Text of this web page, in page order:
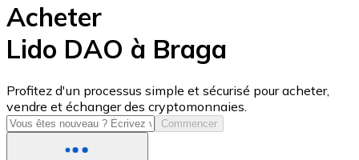
USD Coin
USDC
Acheter
Lido DAO à Braga
Profitez d'un processus simple et sécurisé pour acheter,
vendre et échanger des cryptomonnaies.
Commencer